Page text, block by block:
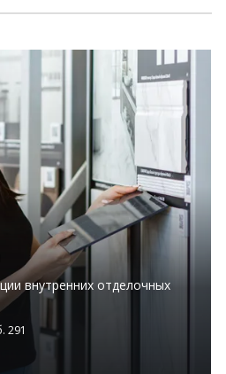
внутренних отделочных
291